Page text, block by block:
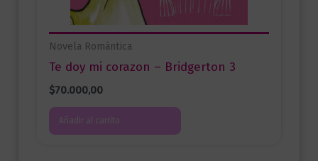
Novela Romántica
Te doy mi corazon – Bridgerton 3
$70.000,00
Añadir al carrito